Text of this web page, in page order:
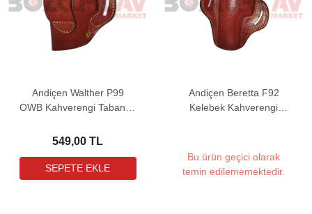
Andiçen Walther P99
OWB Kahverengi Tabanca
549,00 TL
Andiçen Beretta F92
Kelebek Kahverengi
Bu ürün geçici olarak
temin edilememektedir.